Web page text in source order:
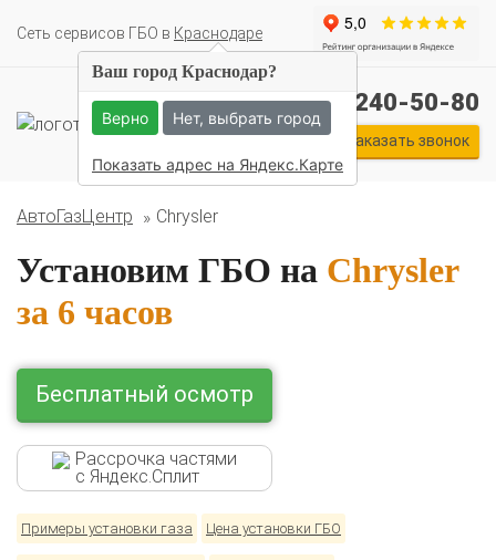
Cеть сервисов ГБО в Краснодаре
BMW
Renault Skoda Toyota
+7 (861) 240-50-80
Заказать звонок
АвтоГазЦентр Chrysler
Установим ГБО на Chrysler
за 6 часов
Бесплатный осмотр
Рассрочка частями
с Яндекс.Сплит
Примеры установки газа Цена установки ГБО
Ваш город Краснодар?
Верно Нет, выбрать город
Показать адрес на Яндекс.Карте